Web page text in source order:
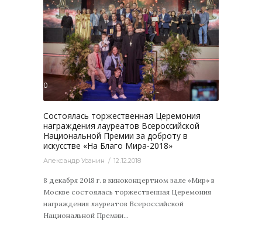
0
Состоялась торжественная Церемония
награждения лауреатов Всероссийской
Национальной Премии за доброту в
искусстве «На Благо Мира-2018»
Александр Усанин 12.12.2018
8 декабря 2018 г. в киноконцертном зале «Мир» в
Москве состоялась торжественная Церемония
награждения лауреатов Всероссийской
Национальной Премии...